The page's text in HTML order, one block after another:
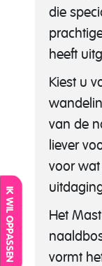
IK WIL OPPASSEN
die
heeft
Kiest u
van de
liever
voor
Het
vormt